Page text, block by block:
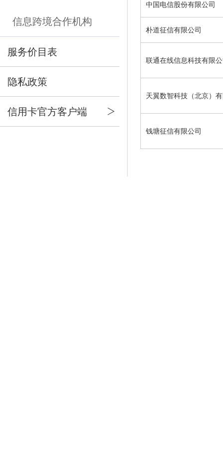
信息跨境合作机构
服务价目表
隐私政策
信用卡官方客户端
中国电信股份有限公司
朴道征信有限公司
联通在线信息科技有限
天翼数智科技（北京）
钱塘征信有限公司